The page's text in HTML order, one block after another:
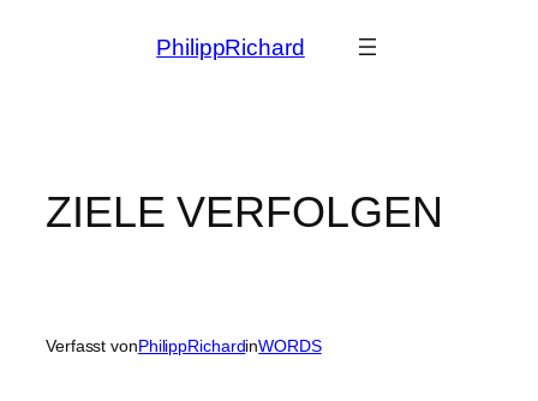
PhilippRichard
ZIELE VERFOLGEN
Verfasst vonPhilippRichardinWORDS